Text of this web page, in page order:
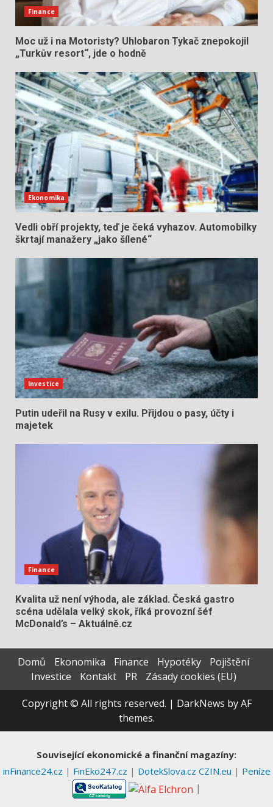
Finance
Moc už i na Motoristy? Uhlobaron Tykač znepokojil
„Turkův resort“, jde o hodně
Ekonomika
Vedli obří projekty, teď je čeká vyhazov. Automobilky
škrtají manažery „jako šílené“
Investice
Putin udeřil na Rusy v exilu. Přijdou o pasy, účty i
majetek
Finance
Kvalita už není výhoda, ale základ. Česká gastro
scéna udělala velký skok, říká provozní šéf
McDonald’s – Aktuálně.cz
Domů Ekonomika Finance Hypotéky
Pojištění
Investice
Kontakt PR
Zásady cookies (EU)
Copyright © All rights reserved. | DarkNews by AF
themes.
Související ekonomické a finanční magazíny:
inFinance24.cz | FinEko247.cz | DotekSlova.cz CZIN.eu | Peníze
|